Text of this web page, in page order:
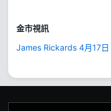
金市視訊
James Rickards 4月17日